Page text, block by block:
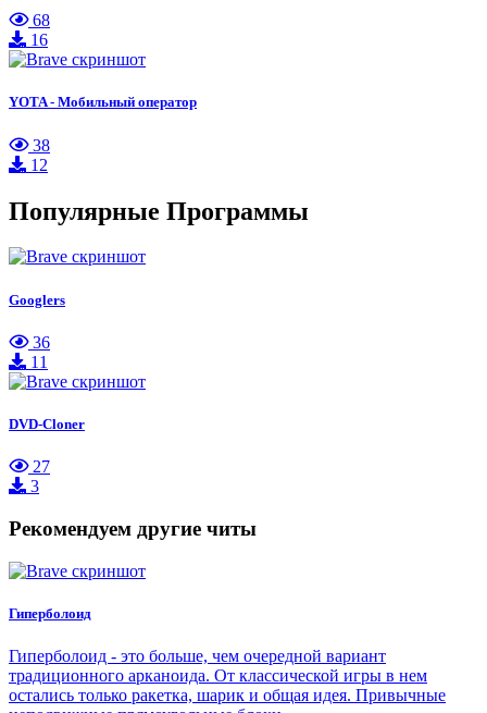
68
16
YOTA - Мобильный оператор
38
12
Популярные Программы
Googlers
36
11
DVD-Cloner
27
3
Рекомендуем другие читы
Гиперболоид
Гиперболоид - это больше, чем очередной вариант
традиционного арканоида. От классической игры в нем
остались только ракетка, шарик и общая идея. Привычные